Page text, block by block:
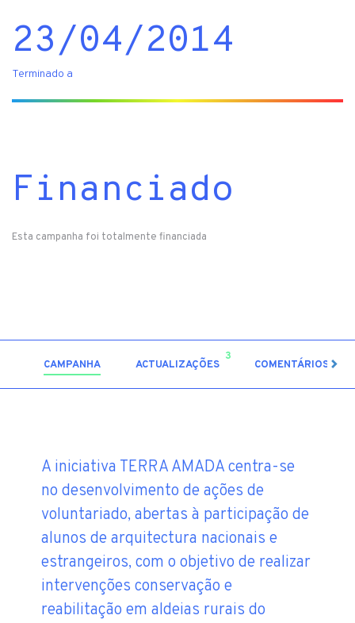
23/04/2014
Terminado a
Financiado
Esta campanha foi totalmente financiada
CAMPANHA ACTUALIZAÇÕES
3
COMENTÁRIOS
A iniciativa TERRA AMADA centra-se
no desenvolvimento de ações de
voluntariado, abertas à participação de
alunos de arquitectura nacionais e
estrangeiros, com o objetivo de realizar
intervenções conservação e
reabilitação em aldeias rurais do